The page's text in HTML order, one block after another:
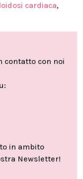
cardiaca,
contatto con noi
in ambito
Newsletter!